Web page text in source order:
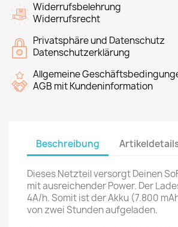
Widerrufsbelehrung
Widerrufsrecht
Privatsphäre und Datenschutz
Datenschutzerklärung
Allgemeine
AGB mit Kundeninformation
Beschreibung
Dieses Netzteil versorgt Deinen
mit ausreichender Power. Der
4A/h. Somit ist der Akku (7.800
von zwei Stunden aufgeladen.